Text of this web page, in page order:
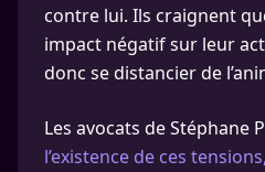
contre lui. Ils craignent
impact négatif sur leur
donc se distancier de
Les avocats de Stéphane
l’existence de ces tensions,